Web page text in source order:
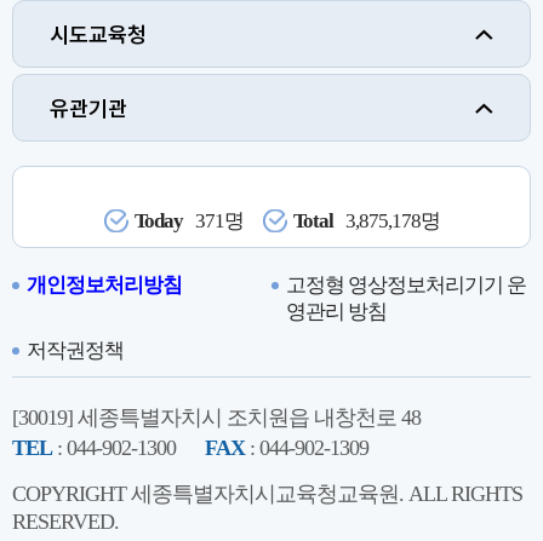
시도교육청
유관기관
Today 371명 Total 3,875,178명
개인정보처리방침
고정형 영상정보처리기기 운
영관리 방침
저작권정책
[30019] 세종특별자치시 조치원읍 내창천로 48
TEL: 044-902-1300 FAX : 044-902-1309
COPYRIGHT 세종특별자치시교육청교육원. ALL RIGHTS
RESERVED.